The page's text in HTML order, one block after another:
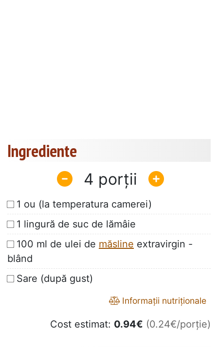
Ingrediente
4
1 ou (la temperatura camerei)
1 lingură de suc de lămâie
100 ml de ulei de măsline extravirgin -
blând
Sare (după gust)
Informații nutriționale
Cost estimat: 0.94€ (0.24€/porție)